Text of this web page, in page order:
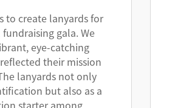
to create lanyards for
gala. We
eye-catching
their mission
lanyards not only
but also as a
starter among